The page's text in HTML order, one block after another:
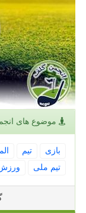
موضوع های
بازی تیم
تیم ملی